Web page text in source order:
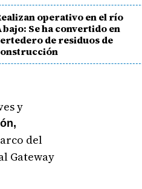
operativo en el río
Se ha convertido en
de residuos de
y
del
Gateway